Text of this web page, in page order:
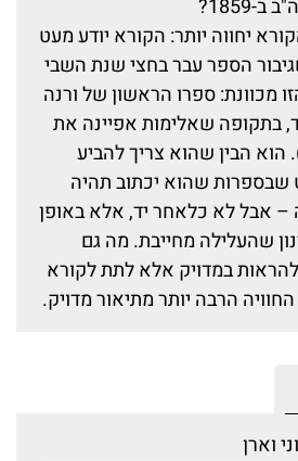
1859?
יחווה יותר: הקורא יודע מעט
הספר עבר בחצי שנת השבי
מכוונת: ספרו הראשון של ורנה
בתקופה שאלימות אפיינה את
המתח (2006). הוא הבין שהוא צריך להביע
שבספרות שהוא יכתוב תהיה
– אבל לא כלאחר יד, אלא באופן
שהעלילה מחייבת. מה גם
במדויק אלא לתת לקורא
הרבה יותר מתיאור מדויק.
וארן